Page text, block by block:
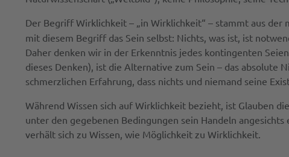
Der Begriff Wirklichkeit – „in Wirklichkeit“ – stammt aus
mit diesem Begriff das Sein selbst: Nichts, was ist, ist
Daher denken wir in der Erkenntnis jedes kontingenten
dieses Denken), ist die Alternative zum Sein – das absolute
schmerzlichen Erfahrung, dass nichts und niemand seine
Während Wissen sich auf Wirklichkeit bezieht, ist Glauben
unter den gegebenen Bedingungen sein Handeln
verhält sich zu Wissen, wie Möglichkeit zu Wirklichkeit.